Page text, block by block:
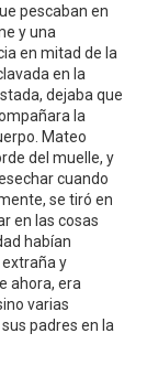
pescaban en
y una
en mitad de la
en la
dejaba que
la
Mateo
del muelle, y
cuando
se tiró en
en las cosas
habían
y
ahora, era
varias
padres en la